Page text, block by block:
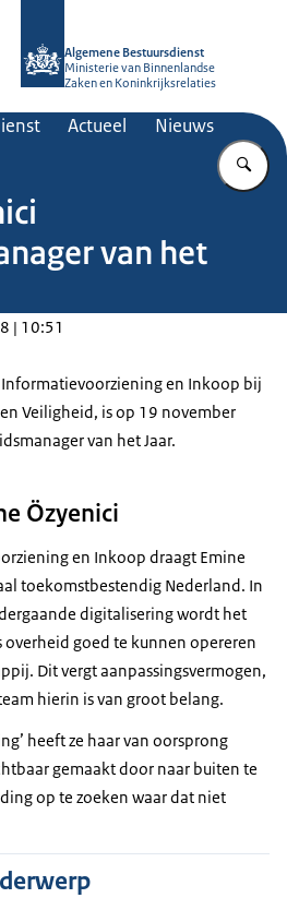
Algemene Bestuursdienst
Ministerie van Binnenlandse
Zaken en Koninkrijksrelaties
Actueel Nieuws
van het
| 10:51
en Inkoop bij
Veiligheid, is op 19 november
van het Jaar.
Özyenici
en Inkoop draagt Emine
toekomstbestendig Nederland. In
digitalisering wordt het
overheid goed te kunnen opereren
Dit vergt aanpassingsvermogen,
hierin is van groot belang.
heeft ze haar van oorsprong
gemaakt door naar buiten te
op te zoeken waar dat niet